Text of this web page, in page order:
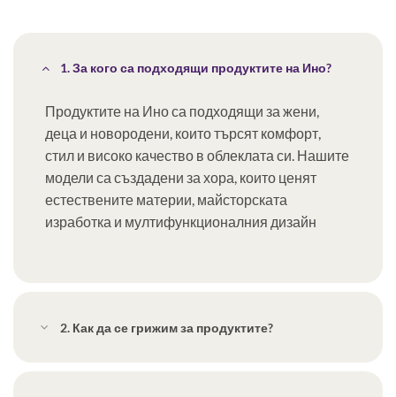
1. За кого са подходящи продуктите на Ино?
Продуктите на Ино са подходящи за жени,
деца и новородени, които търсят комфорт,
стил и високо качество в облеклата си. Нашите
модели са създадени за хора, които ценят
естествените материи, майсторската
изработка и мултифункционалния дизайн
2. Как да се грижим за продуктите?